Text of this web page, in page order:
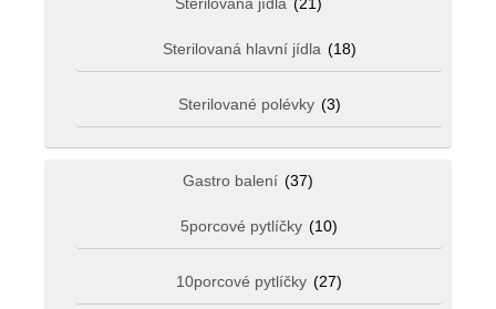
Sterilovaná hlavní jídla (18)
Sterilované polévky (3)
Gastro balení (37)
5porcové pytlíčky (10)
10porcové pytlíčky (27)